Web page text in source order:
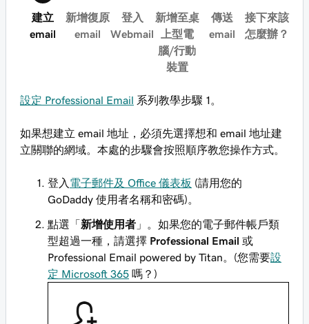
建立
email
新增復原
email
登入
Webmail
新增至桌
上型電
腦/行動
裝置
傳送
email
接下來該
怎麼辦？
設定 Professional Email 系列教學步驟 1。
如果想建立 email 地址，必須先選擇想和 email 地址建
立關聯的網域。本處的步驟會按照順序教您操作方式。
登入 電子郵件及 Office 儀表板 (請用您的
GoDaddy 使用者名稱和密碼)。
點選「 新增使用者 」。如果您的電子郵件帳戶類
型超過一種，請選擇 Professional Email 或
Professional Email powered by Titan。(您需要設
定 Microsoft 365 嗎？)